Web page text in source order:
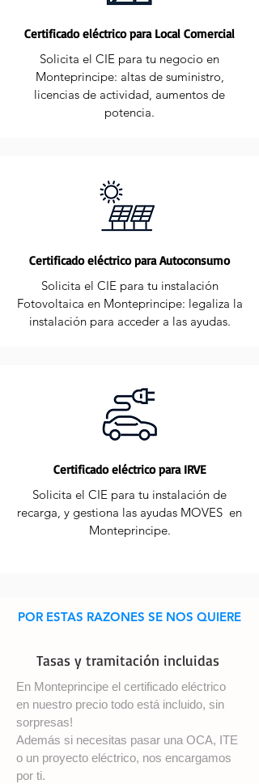
Certificado eléctrico para Local Comercial
Solicita el CIE para tu negocio en
Monteprincipe: altas de suministro,
licencias de actividad, aumentos de
potencia.
Certificado eléctrico para Autoconsumo
Solicita el CIE para tu instalación
Fotovoltaica en Monteprincipe: legaliza la
instalación para acceder a las ayudas.
Certificado eléctrico para IRVE
Solicita el CIE para tu instalación de
recarga, y gestiona las ayudas MOVES en
Monteprincipe.
POR ESTAS RAZONES SE NOS QUIERE
Tasas y tramitación incluidas
En Monteprincipe el certificado eléctrico
en nuestro precio todo está incluido, sin
sorpresas!
Además si necesitas pasar una OCA, ITE
o un proyecto eléctrico, nos encargamos
por ti.